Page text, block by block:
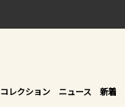
コレクション ニュース 新着